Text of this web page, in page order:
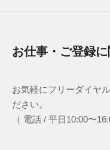
お仕事・ご登録
お気軽にフリーダイヤ
ださい。
（ 電話 / 平日10:00〜